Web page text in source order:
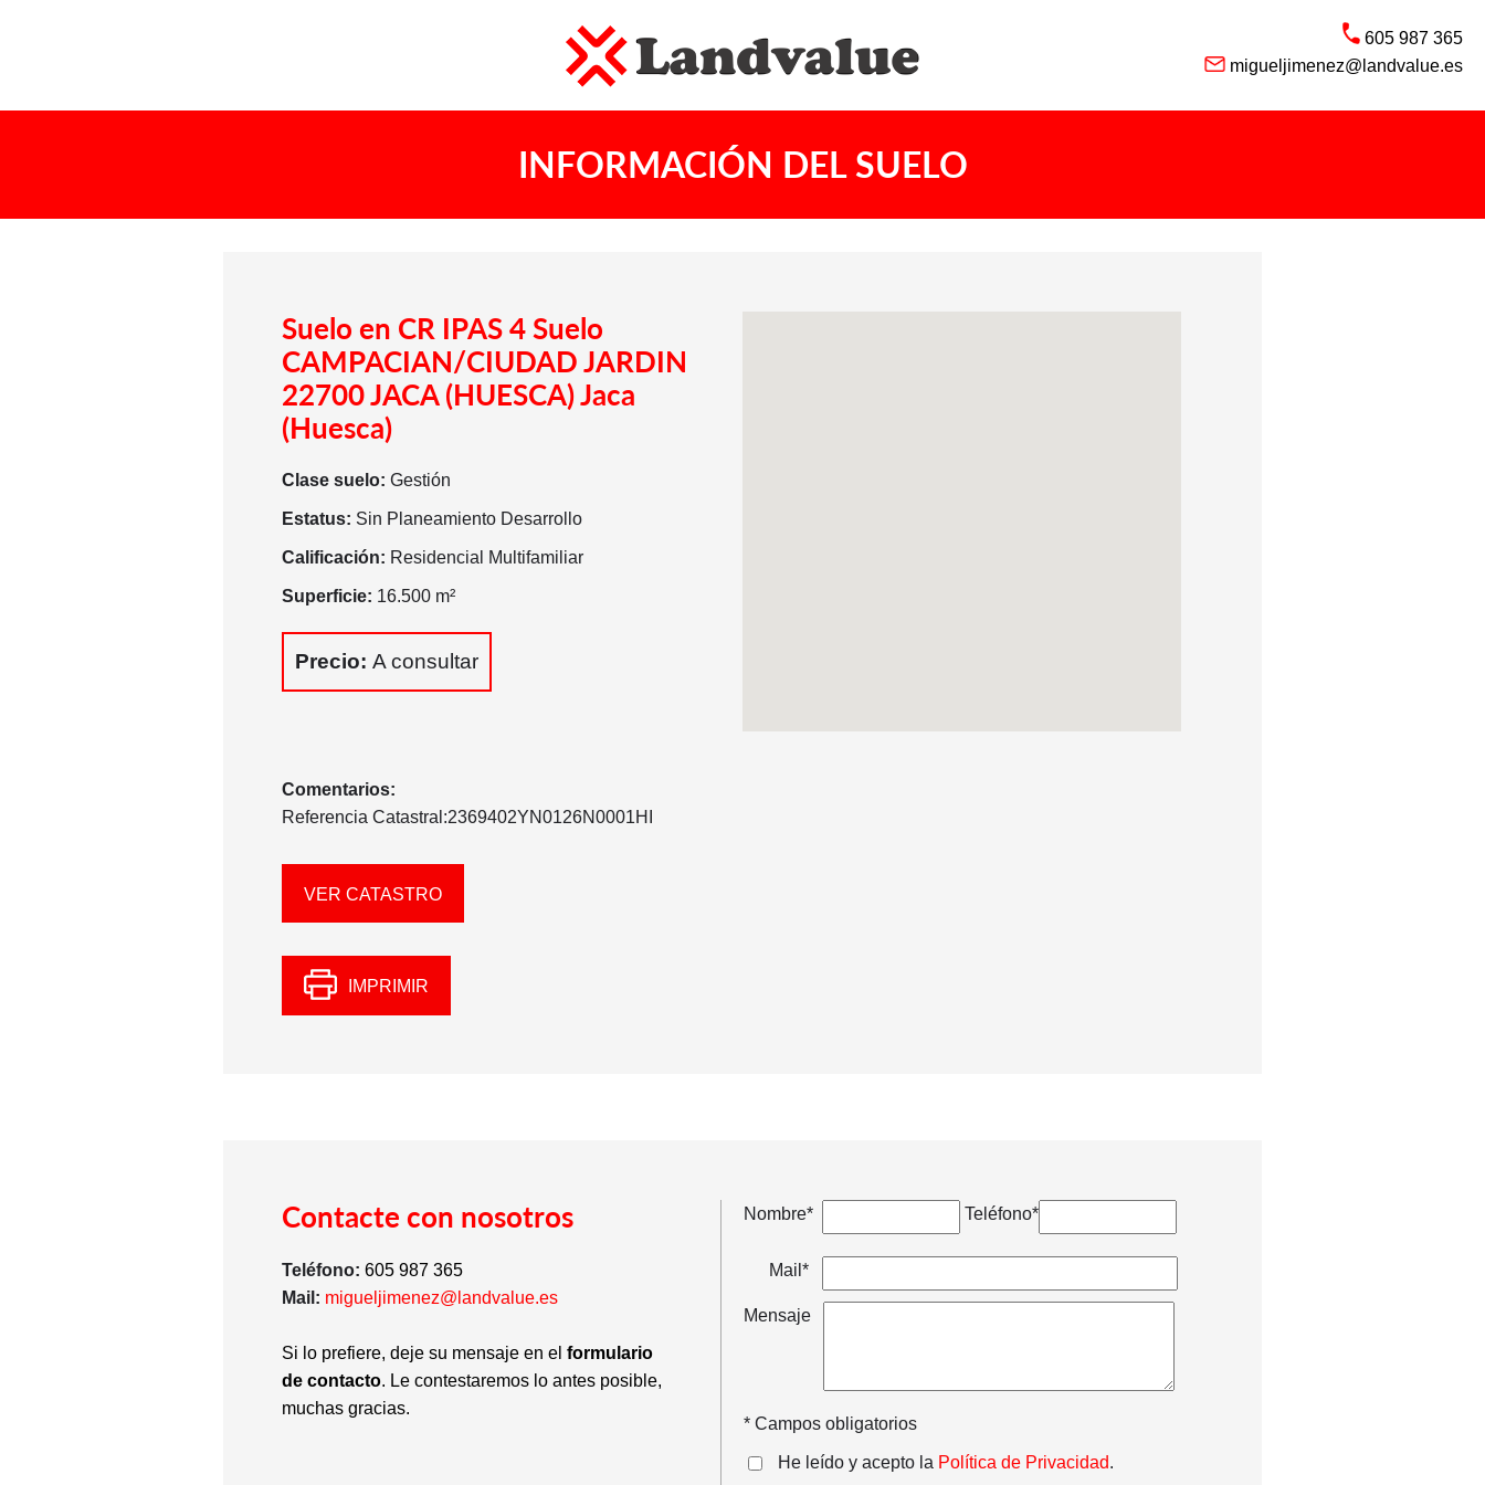
605 987 365
migueljimenez@landvalue.es
INFORMACIÓN DEL SUELO
Suelo en CR IPAS 4 Suelo
CAMPACIAN/CIUDAD JARDIN
22700 JACA (HUESCA) Jaca
(Huesca)
Clase suelo: Gestión
Estatus: Sin Planeamiento Desarrollo
Calificación: Residencial Multifamiliar
Superficie: 16.500 m²
Precio: A consultar
Comentarios:
Referencia Catastral:2369402YN0126N0001HI
VER CATASTRO
IMPRIMIR
Contacte con nosotros
Teléfono:605 987 365
Mail: migueljimenez@landvalue.es
Si lo prefiere, deje su mensaje en elformulario
de contacto. Le contestaremos lo antes posible,
muchas gracias.
Nombre* Teléfono*
Mail*
Mensaje
* Campos obligatorios
He leído y acepto la Política de Privacidad.